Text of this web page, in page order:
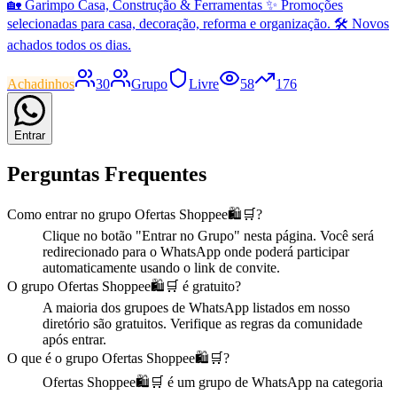
🏡 Garimpo Casa, Construção & Ferramentas ✨ Promoções
selecionadas para casa, decoração, reforma e organização. 🛠️ Novos
achados todos os dias.
Achadinhos 30 Grupo Livre 58 176
Entrar
Perguntas Frequentes
Como entrar no grupo Ofertas Shoppee🛍️🛒?
Clique no botão "Entrar no Grupo" nesta página. Você será
redirecionado para o WhatsApp onde poderá participar
automaticamente usando o link de convite.
O grupo Ofertas Shoppee🛍️🛒 é gratuito?
A maioria dos grupoes de WhatsApp listados em nosso
diretório são gratuitos. Verifique as regras da comunidade
após entrar.
O que é o grupo Ofertas Shoppee🛍️🛒?
Ofertas Shoppee🛍️🛒 é um grupo de WhatsApp na categoria